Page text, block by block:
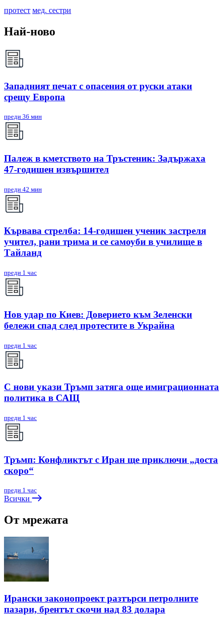
протест мед. сестри
Най-ново
Западният печат с опасения от руски атаки
срещу Европа
преди 36 мин
Палеж в кметството на Тръстеник: Задържаха
47-годишен извършител
преди 42 мин
Кървава стрелба: 14-годишен ученик застреля
учител, рани трима и се самоуби в училище в
Тайланд
преди 1 час
Нов удар по Киев: Доверието към Зеленски
бележи спад след протестите в Украйна
преди 1 час
С нови укази Тръмп затяга още имиграционната
политика в САЩ
преди 1 час
Тръмп: Конфликтът с Иран ще приключи „доста
скоро“
преди 1 час
Всички
От мрежата
Ирански законопроект разтърси петролните
пазари, брентът скочи над 83 долара